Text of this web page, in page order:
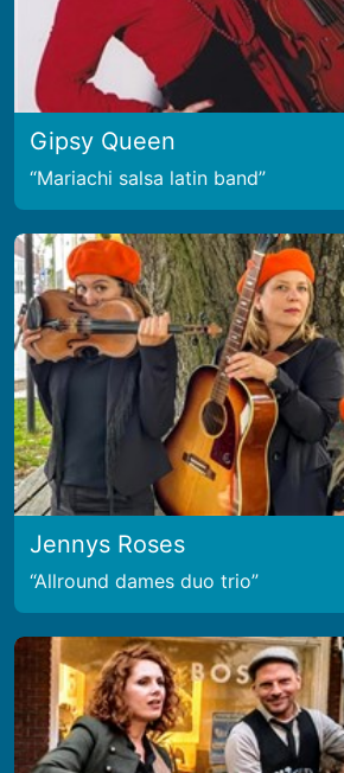
Gipsy Queen
Mariachi salsa latin band
Jennys Roses
Allround dames duo trio